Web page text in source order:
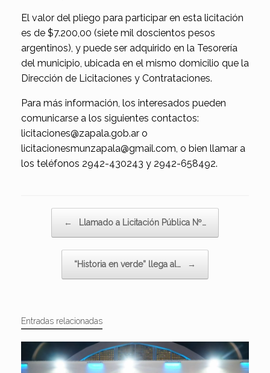
El valor del pliego para participar en esta licitación
es de $7.200,00 (siete mil doscientos pesos
argentinos), y puede ser adquirido en la Tesorería
del municipio, ubicada en el mismo domicilio que la
Dirección de Licitaciones y Contrataciones.
Para más información, los interesados pueden
comunicarse a los siguientes contactos:
licitaciones@zapala.gob.ar o
licitacionesmunzapala@gmail.com, o bien llamar a
los teléfonos 2942-430243 y 2942-658492.
← Llamado a Licitación Pública Nº…
“Historia en verde” llega al… →
Entradas relacionadas